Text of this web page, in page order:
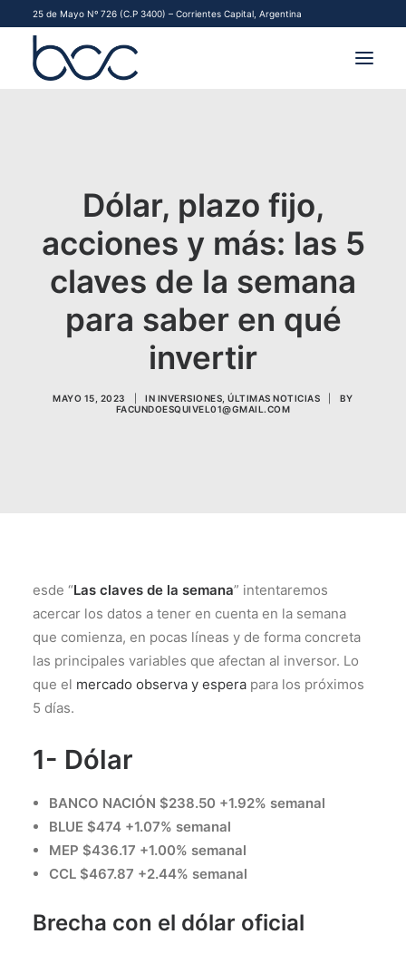
25 de Mayo Nº 726 (C.P 3400) – Corrientes Capital, Argentina
FINANCIAMIENTO PYME
CONTACTO
Dólar, plazo fijo,
acciones y más: las 5
claves de la semana
para saber en qué
invertir
MAYO 15, 2023 IN INVERSIONES ,ÚLTIMAS NOTICIAS
BY
FACUNDOESQUIVEL01@GMAIL.COM
esde “Las claves de la semana” intentaremos
acercar los datos a tener en cuenta en la semana
que comienza, en pocas líneas y de forma concreta
las principales variables que afectan al inversor. Lo
que el mercado observa y espera para los próximos
5 días.
1- Dólar
BANCO NACIÓN $238.50 +1.92% semanal
BLUE $474 +1.07% semanal
MEP $436.17 +1.00% semanal
CCL $467.87 +2.44% semanal
Brecha con el dólar oficial